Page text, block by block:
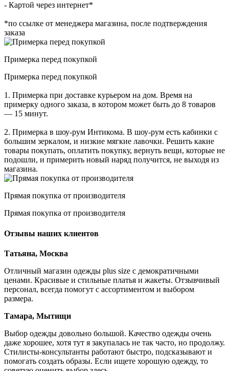
- Картой через интернет*
*по ссылке от менеджера магазина, после подтверждения
заказа
Примерка перед покупкой
Примерка перед покупкой
1. Примерка при доставке курьером на дом. Время на
примерку одного заказа, в котором может быть до 8 товаров
— 15 минут.
2. Примерка в шоу-рум Интикома. В шоу-рум есть кабинки с
большим зеркалом, и низкие мягкие лавочки. Решить какие
товары покупать, оплатить покупку, вернуть вещи, которые не
подошли, и примерить новый наряд получится, не выходя из
магазина.
Прямая покупка от производителя
Прямая покупка от производителя
Отзывы наших клиентов
Татьяна, Москва
Отличный магазин одежды plus size с демократичными
ценами. Красивые и стильные платья и жакеты. Отзывчивый
персонал, всегда помогут с ассортиментом и выбором
размера.
Тамара, Мытищи
Выбор одежды довольно большой. Качество одежды очень
даже хорошее, хотя тут я закупалась не так часто, но продолжу.
Стилисты-консультанты работают быстро, подсказывают и
помогать создать образы. Если ищете хорошую одежду, то